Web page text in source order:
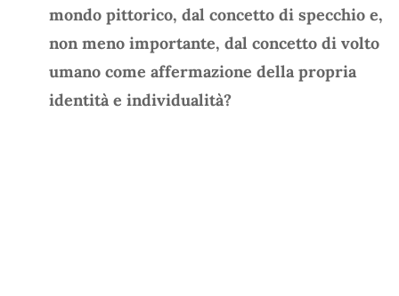
mondo pittorico, dal concetto di specchio e,
non meno importante, dal concetto di volto
umano come affermazione della propria
identità e individualità?